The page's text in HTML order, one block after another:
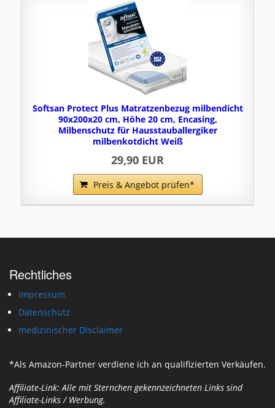
Softsan Protect Plus Matratzenbezug milbendicht
90x200x20 cm, Höhe 20 cm, Encasing,
Milbenschutz für Hausstauballergiker
milbenkotdicht Weiß
29,90 EUR
Preis & Angebot prüfen*
Rechtliches
Impressum
Datenschutz
medizinischer Disclaimer
*Als Amazon-Partner verdiene ich an qualifizierten Verkäufen.
Affiliate-Link: Alle mit Sternchen gekennzeichneten Links sind
Affiliate-Links / Werbung.